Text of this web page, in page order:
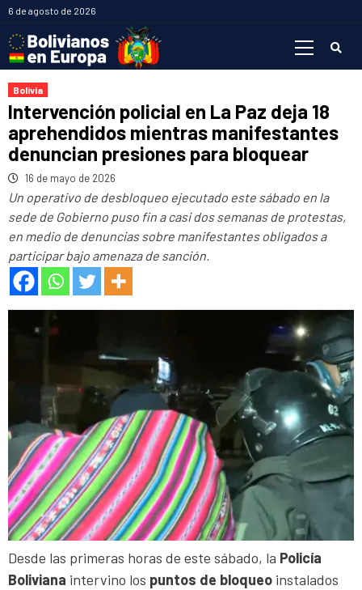
Saltar
contenido
6 de agosto de 2026
Bolivia
Intervención policial en La Paz deja 18
aprehendidos mientras manifestantes
denuncian presiones para bloquear
16 de mayo de 2026
Un operativo de desbloqueo ejecutado este sábado en la
sede de Gobierno puso fin a casi dos semanas de protestas,
en medio de denuncias sobre manifestantes obligados a
participar bajo amenaza de sanción.
Desde las primeras horas de este sábado, la Policía
Boliviana intervino los puntos de bloqueo instalados